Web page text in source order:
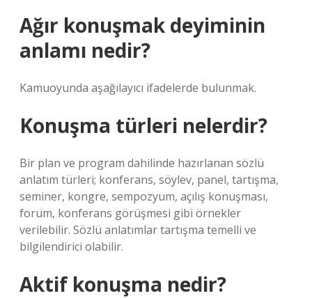
Ağır konuşmak deyiminin
anlamı nedir?
Kamuoyunda aşağılayıcı ifadelerde bulunmak.
Konuşma türleri nelerdir?
Bir plan ve program dahilinde hazırlanan sözlü
anlatım türleri; konferans, söylev, panel, tartışma,
seminer, kongre, sempozyum, açılış konuşması,
forum, konferans görüşmesi gibi örnekler
verilebilir. Sözlü anlatımlar tartışma temelli ve
bilgilendirici olabilir.
Aktif konuşma nedir?